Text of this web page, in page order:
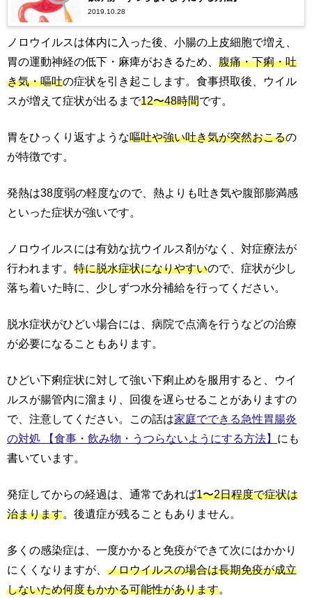
2019.10.28
ノロウイルスは体内に入った後、小腸の上皮細胞で増え、
胃の運動神経の低下・麻痺がおきるため、 腹痛・下痢・吐
き気・嘔吐の症状を引き起こします。食事摂取後、ウイル
スが増えて症状が出るまで12〜48時間です。
胃をひっくり返すような嘔吐や強い吐き気が突然おこるの
が特徴です。
発熱は38度弱の軽度なので、熱よりも吐き気や腹部膨満感
といった症状が強いです。
ノロウイルスには有効な抗ウイルス剤がなく、対症療法が
行われます。 特に脱水症状になりやすいので、症状が少し
落ち着いた時に、少しずつ水分補給を行ってください。
脱水症状がひどい場合には、病院で点滴を行うなどの治療
が必要になることもあります。
ひどい下痢症状に対して強い下痢止めを服用すると、ウイ
ルスが腸管内に溜まり、回復を遅らせることがありますの
で、注意してください。この話は家庭でできる急性胃腸炎
の対処 【食事・飲み物・うつらないようにする方法】 にも
書いています。
発症してからの経過は、通常であれば1〜2日程度で症状は
治まります 。後遺症が残ることもありません。
多くの感染症は、一度かかると免疫ができて次にはかかり
にくくなりますが、 ノロウイルスの場合は長期免疫が成立
しないため何度もかかる可能性があります